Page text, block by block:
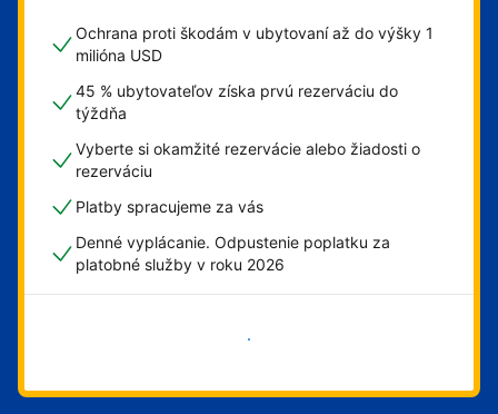
Ochrana proti škodám v ubytovaní až do výšky 1
milióna USD
45 % ubytovateľov získa prvú rezerváciu do
týždňa
Vyberte si okamžité rezervácie alebo žiadosti o
rezerváciu
Platby spracujeme za vás
Denné vyplácanie. Odpustenie poplatku za
platobné služby v roku 2026